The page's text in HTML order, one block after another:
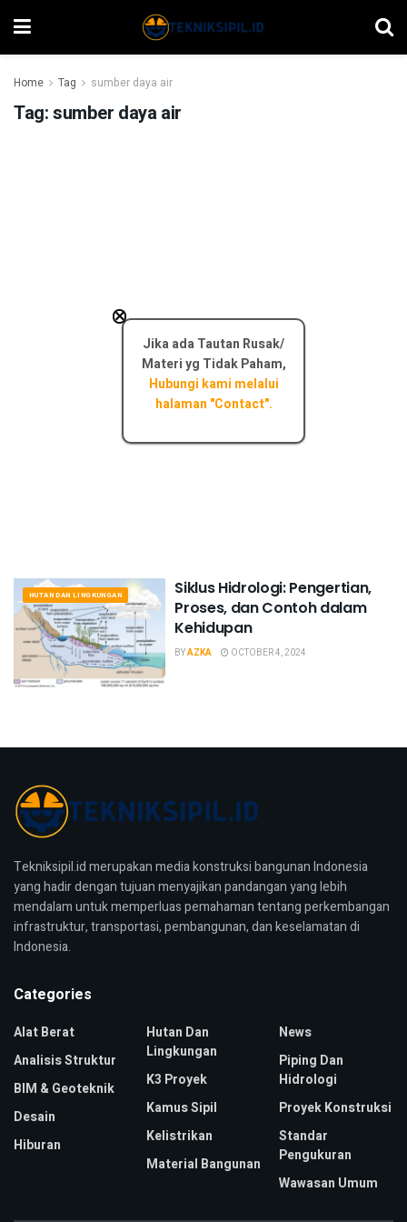
Home Tag sumber daya air
Tag:sumber daya air
HUTAN DAN LINGKUNGAN
Siklus Hidrologi: Pengertian,
Proses, dan Contoh dalam
Kehidupan
BYAZKA OCTOBER 4, 2024
Tekniksipil.id merupakan media konstruksi bangunan Indonesia
yang hadir dengan tujuan menyajikan pandangan yang lebih
mendalam untuk memperluas pemahaman tentang perkembangan
infrastruktur, transportasi, pembangunan, dan keselamatan di
Indonesia.
Jika ada Tautan Rusak/
Materi yg Tidak Paham,
Hubungi kami melalui
halaman "Contact".
×
Categories
Alat Berat
Analisis Struktur
BIM & Geoteknik
Desain
Hiburan
Hutan Dan
Lingkungan
K3 Proyek
Kamus Sipil
Kelistrikan
Material Bangunan
News
Piping Dan
Hidrologi
Proyek Konstruksi
Standar
Pengukuran
Wawasan Umum